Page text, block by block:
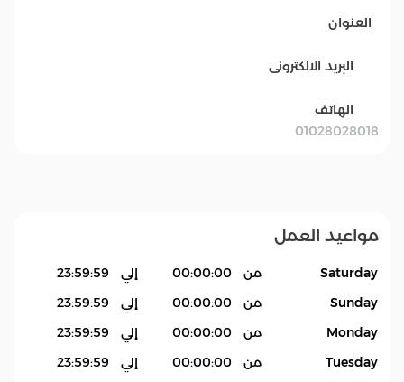
العنوان
البريد الالكترونى
الهاتف
01028028018
مواعيد العمل
Saturday من 00:00:00 إلي
23:59:59
Sunday
من 00:00:00 إلي
23:59:59
Monday
من 00:00:00 إلي
23:59:59
Tuesday
من 00:00:00 إلي
23:59:59